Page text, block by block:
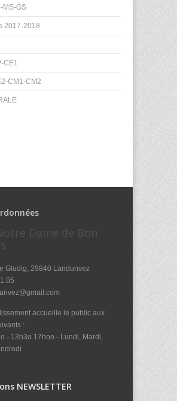
MS-GS
2017-2018
CE1
CM1-CM2
Dame de Bon
Gludig, 29840 Landunvez
accueille le public aux
:
- 13h3o 17hoo - Lundi, Mardi,
NEWSLETTER